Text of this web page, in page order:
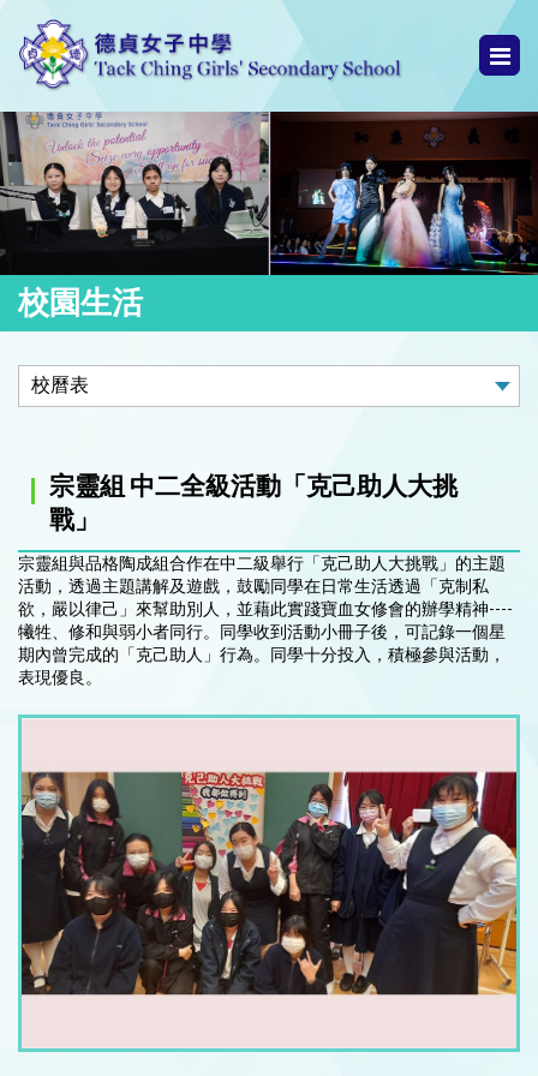
校園生活
宗靈組 中二全級活動「克己助人大挑
戰」
宗靈組與品格陶成組合作在中二級舉行「克己助人大挑戰」的主題
活動，透過主題講解及遊戲，鼓勵同學在日常生活透過「克制私
欲，嚴以律己」來幫助別人，並藉此實踐寶血女修會的辦學精神----
犧牲、修和與弱小者同行。同學收到活動小冊子後，可記錄一個星
期內曾完成的「克己助人」行為。同學十分投入，積極參與活動，
表現優良。